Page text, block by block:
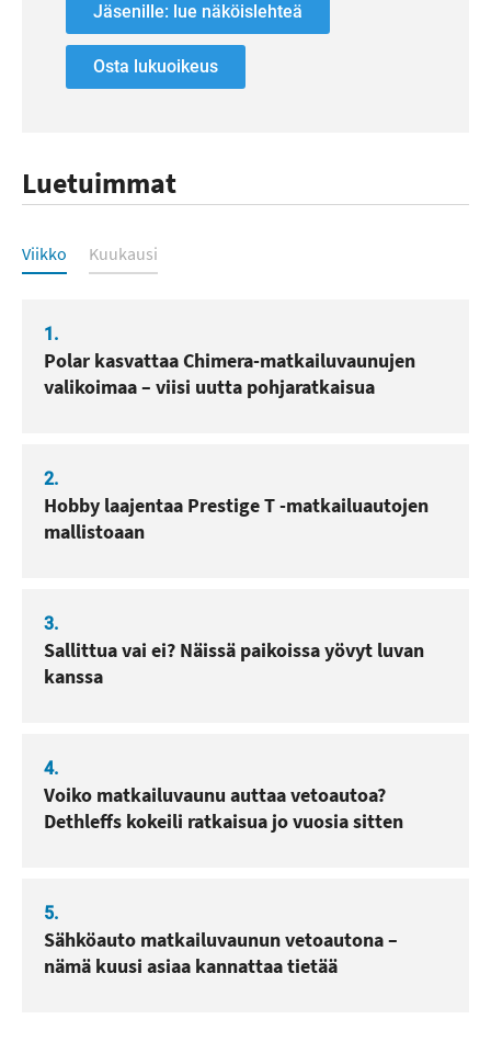
Jäsenille: lue näköislehteä
Osta lukuoikeus
Luetuimmat
Luetuimmat
Viikko Kuukausi
1.
Polar kasvattaa Chimera-matkailuvaunujen
valikoimaa – viisi uutta pohjaratkaisua
2.
Hobby laajentaa Prestige T -matkailuautojen
mallistoaan
3.
Sallittua vai ei? Näissä paikoissa yövyt luvan
kanssa
4.
Voiko matkailuvaunu auttaa vetoautoa?
Dethleffs kokeili ratkaisua jo vuosia sitten
5.
Sähköauto matkailuvaunun vetoautona –
nämä kuusi asiaa kannattaa tietää